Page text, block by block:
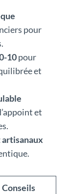
pour
10pour
et
et
artisanaux
Conseils